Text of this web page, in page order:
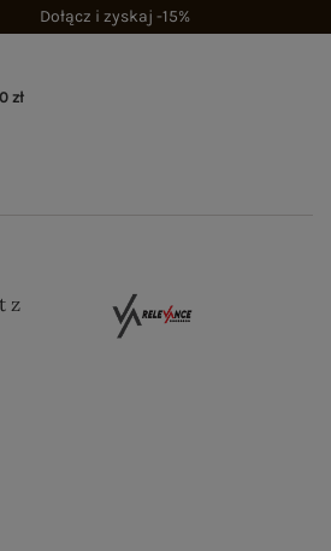
Dołącz i zyskaj -15%
zł
z